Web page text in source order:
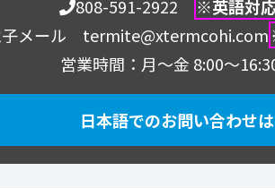
808-591-2922
※英語対
メール termite@xtermcohi.com
営業時間：月～金 8:00～
日本語でのお問い合わせ